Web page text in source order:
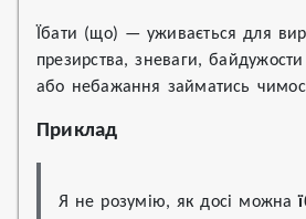
Їбати (що) — уживається для
презирства, зневаги,
або небажання займатись
Приклад
Я не розумію, як досі можна